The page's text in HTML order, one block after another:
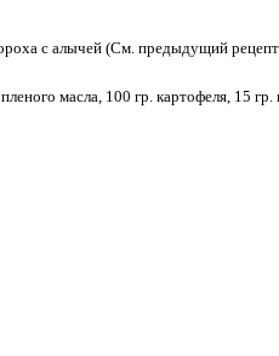
с алычей (См. предыдущий
масла, 100 гр. картофеля, 15